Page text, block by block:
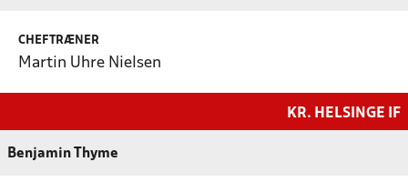
CHEFTRÆNER
Martin Uhre Nielsen
KR. HELSINGE IF
Benjamin Thyme